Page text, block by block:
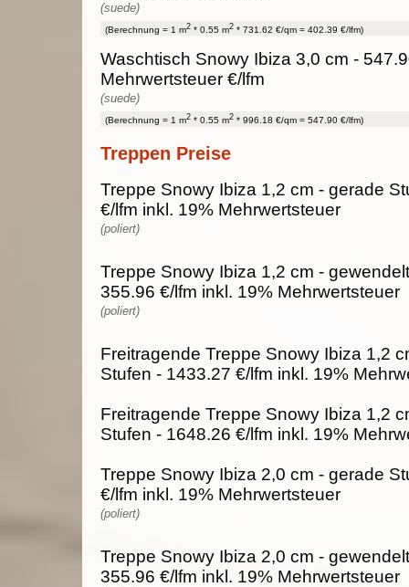
(suede)
(Berechnung = 1 m2 * 0.55 m2 * 731.62 €/qm = 402.39 €/lfm)
Waschtisch Snowy Ibiza 3,0 cm -
Mehrwertsteuer €/lfm
(suede)
(Berechnung = 1 m2 * 0.55 m2 * 996.18 €/qm = 547.90 €/lfm)
Treppen Preise
Treppe Snowy Ibiza 1,2 cm - gerade
€/lfm inkl. 19% Mehrwertsteuer
(poliert)
Treppe Snowy Ibiza 1,2 cm -
355.96 €/lfm inkl. 19% Mehrwertsteuer
(poliert)
Freitragende Treppe Snowy Ibiza 1,2
Stufen - 1433.27 €/lfm inkl. 19%
Freitragende Treppe Snowy Ibiza 1,2
Stufen - 1648.26 €/lfm inkl. 19%
Treppe Snowy Ibiza 2,0 cm - gerade
€/lfm inkl. 19% Mehrwertsteuer
(poliert)
Treppe Snowy Ibiza 2,0 cm -
355.96 €/lfm inkl. 19% Mehrwertsteuer